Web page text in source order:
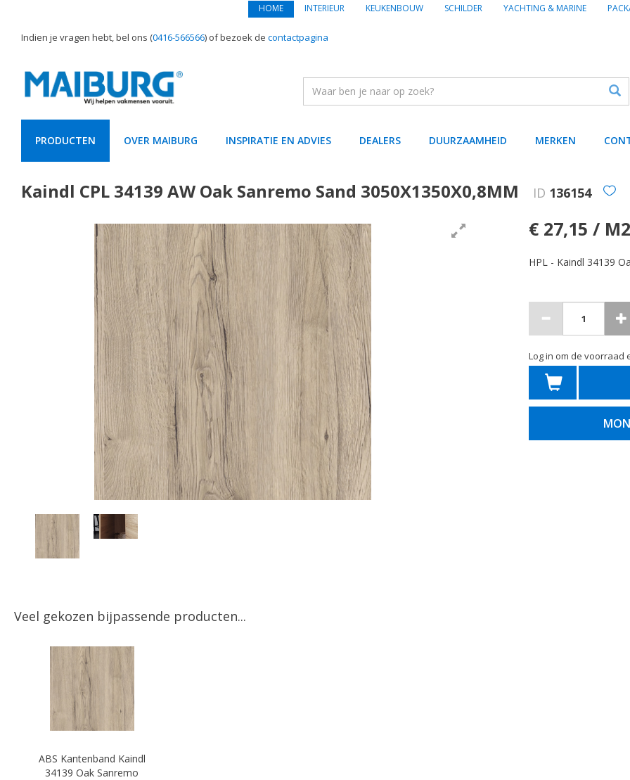
HOME INTERIEUR KEUKENBOUW SCHILDER YACHTING & MARINE
Indien je vragen hebt, bel ons (0416-566566) of bezoek de contactpagina
PRODUCTEN OVER MAIBURG INSPIRATIE EN ADVIES DEALERS DUURZAAMHEID MERKEN
Kaindl CPL 34139 AW Oak Sanremo Sand 3050X1350X0,8MM ID 136154
€ 27,15 / M2
HPL - Kaindl 34139
Log in om de
Veel gekozen bijpassende producten...
ABS Kantenband Kaindl
34139 Oak Sanremo